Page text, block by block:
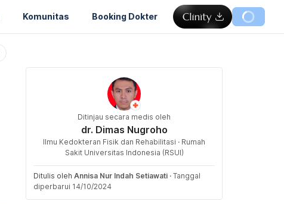
Komunitas Booking Dokter
Ditinjau secara medis oleh
dr. Dimas Nugroho
Ilmu Kedokteran Fisik dan Rehabilitasi · Rumah
Sakit Universitas Indonesia (RSUI)
Ditulis oleh Annisa Nur Indah Setiawati · Tanggal
diperbarui 14/10/2024